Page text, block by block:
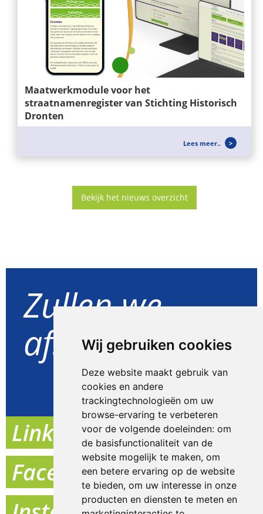
Wij gebruiken cookies
Deze website maakt gebruik van
cookies en andere
trackingtechnologieën om uw
browse-ervaring te verbeteren
voor de volgende doeleinden: om
de basisfunctionaliteit van de
website mogelijk te maken, om
een betere ervaring op de website
te bieden, om uw interesse in onze
producten en diensten te meten en
Maatwerkmodule voor het
straatnamenregister van Stichting Historisch
Dronten
Wij ontwikkelen niet alleen websites, maar ook
Lees meer..
Bekijk het nieuws overzicht
Zullen we
afspreken?
Goed idee
Linkedin
Facebook